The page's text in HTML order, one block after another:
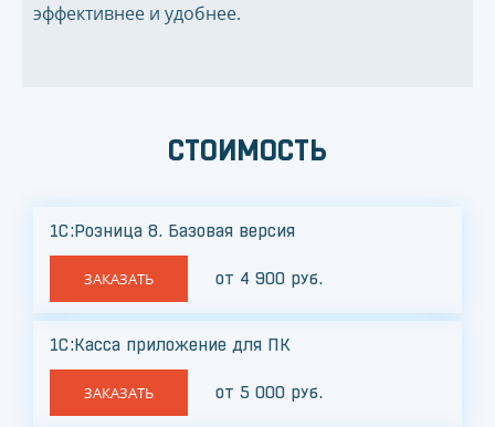
эффективнее и удобнее.
СТОИМОСТЬ
1С:Розница 8. Базовая версия
от 4 900 руб.
ЗАКАЗАТЬ
1С:Касса приложение для ПК
от 5 000 руб.
ЗАКАЗАТЬ